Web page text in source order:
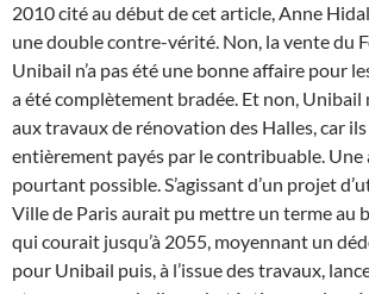
2010 cité au début de cet article, Anne
une double contre-vérité. Non, la vente du
Unibail n’a pas été une bonne affaire pour
a été complètement bradée. Et non, Unibail
aux travaux de rénovation des Halles, car
entièrement payés par le contribuable. Une
pourtant possible. S’agissant d’un projet
Ville de Paris aurait pu mettre un terme au
qui courait jusqu’à 2055, moyennant un
pour Unibail puis, à l’issue des travaux,